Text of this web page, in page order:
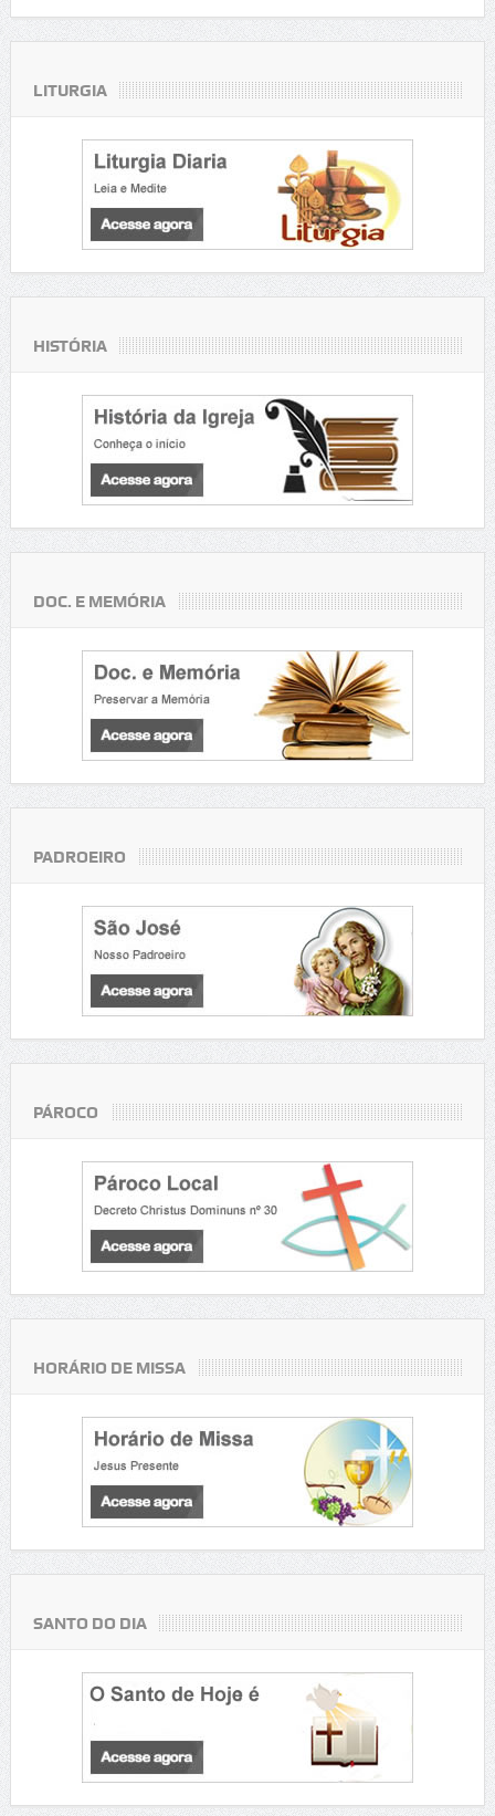
LITURGIA
HISTÓRIA
DOC. E MEMÓRIA
PADROEIRO
PÁROCO
HORÁRIO DE MISSA
SANTO DO DIA